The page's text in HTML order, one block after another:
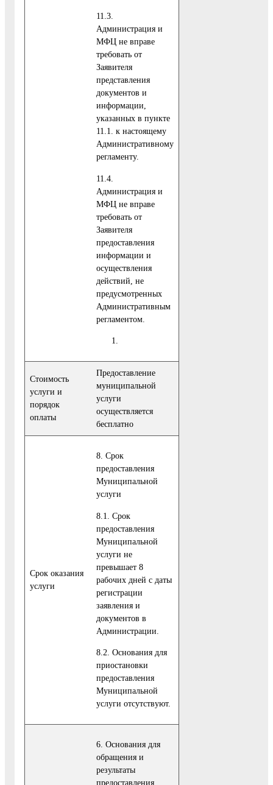
11.3.
Администрация и
МФЦ не вправе
требовать от
Заявителя
представления
документов и
информации,
указанных в пункте
11.1. к настоящему
Административному
регламенту.
11.4.
Администрация и
МФЦ не вправе
требовать от
Заявителя
предоставления
информации и
осуществления
действий, не
предусмотренных
Административным
регламентом.
Стоимость
услуги и
порядок
оплаты
Предоставление
муниципальной
услуги
осуществляется
бесплатно
Cрок оказания
услуги
8. Срок
предоставления
Муниципальной
услуги
8.1. Срок
предоставления
Муниципальной
услуги не
превышает 8
рабочих дней с даты
регистрации
заявления и
документов в
Администрации.
8.2. Основания для
приостановки
предоставления
Муниципальной
услуги отсутствуют.
6. Основания для
обращения и
результаты
предоставления